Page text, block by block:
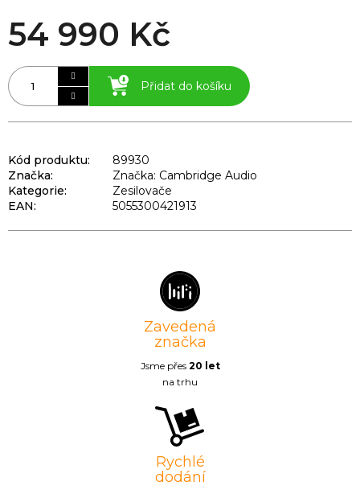
54 990 Kč
Přidat do košíku
Kód produktu:
89930
Značka:
Značka: Cambridge Audio
Kategorie:
Zesilovače
EAN: 5055300421913
Zavedená
značka
Jsme přes 20 let
na trhu
Rychlé
dodání